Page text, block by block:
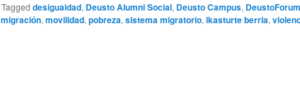
Tagged desigualdad, Deusto Alumni Social, Deusto Campus, DeustoForum
migración, movilidad, pobreza, sistema migratorio, ikasturte berria,